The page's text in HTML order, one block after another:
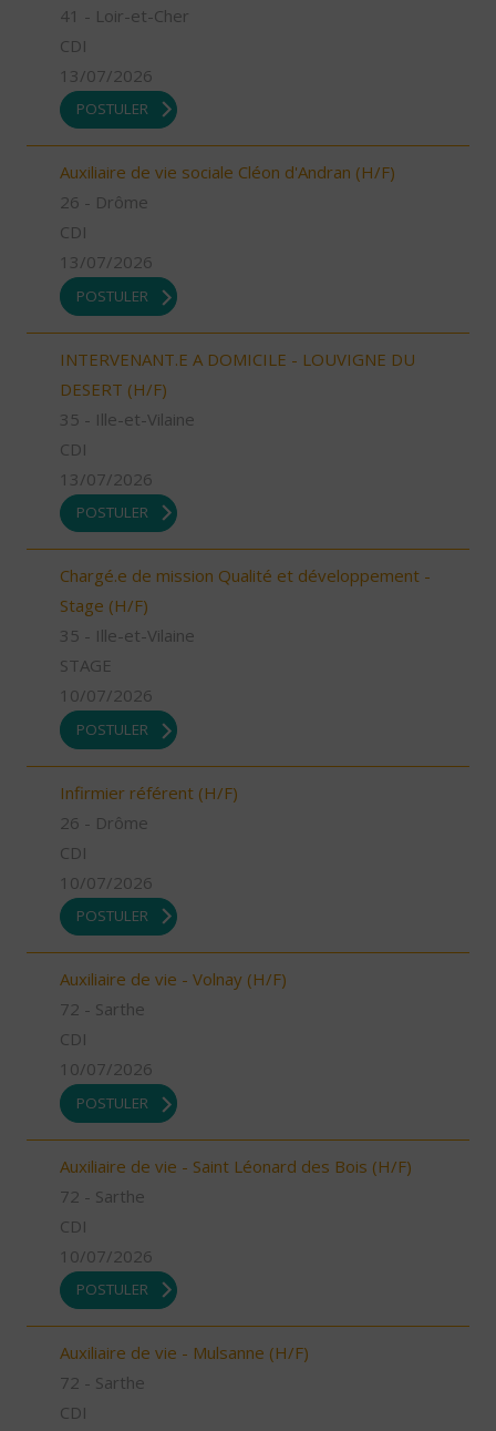
41 - Loir-et-Cher
CDI
13/07/2026
POSTULER
Auxiliaire de vie sociale Cléon d'Andran (H/F)
26 - Drôme
CDI
13/07/2026
POSTULER
INTERVENANT.E A DOMICILE - LOUVIGNE DU
DESERT (H/F)
35 - Ille-et-Vilaine
CDI
13/07/2026
POSTULER
Chargé.e de mission Qualité et développement -
Stage (H/F)
35 - Ille-et-Vilaine
STAGE
10/07/2026
POSTULER
Infirmier référent (H/F)
26 - Drôme
CDI
10/07/2026
POSTULER
Auxiliaire de vie - Volnay (H/F)
72 - Sarthe
CDI
10/07/2026
POSTULER
Auxiliaire de vie - Saint Léonard des Bois (H/F)
72 - Sarthe
CDI
10/07/2026
POSTULER
Auxiliaire de vie - Mulsanne (H/F)
72 - Sarthe
CDI